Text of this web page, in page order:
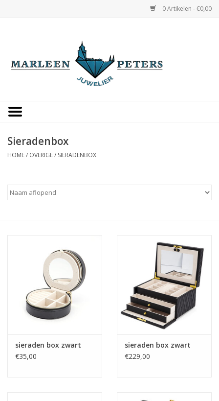
0 Artikelen - €0,00
Occasions
Cadeaukaarten
Sieradenbox
HOME/ OVERIGE/ SIERADENBOX
sieraden box zwart
€35,00
sieraden box zwart
€229,00